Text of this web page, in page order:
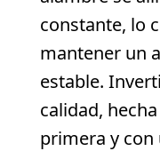
constante, lo
mantener un
estable.
calidad,
primera y